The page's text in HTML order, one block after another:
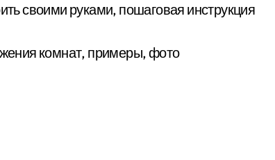
своими руками, пошаговая инструкция
комнат, примеры, фото